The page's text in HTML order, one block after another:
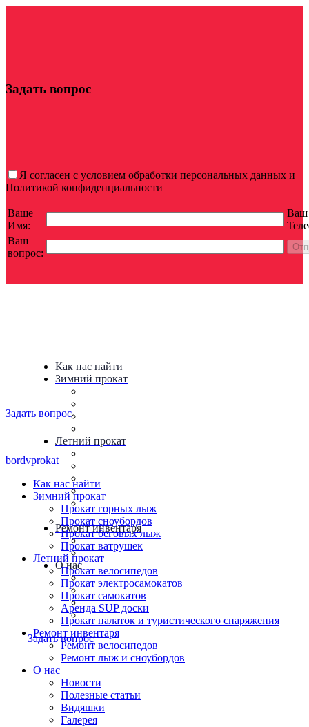
Задать вопрос
Я согласен с условием обработки персональных данных и
Политикой конфиденциальности
Ваше
Имя:
Ваш
Ваш
вопрос:
Как нас найти
Зимний прокат
Летний прокат
Прокат самокатов
Аренда SUP доски
Прокат палаток и туристического
снаряжения
Ремонт инвентаря
Ремонт велосипедов
Ремонт лыж и сноубордов
О нас
Новости
Полезные статьи
Видяшки
Галерея
Задать вопрос
Задать вопрос
bordvprokat
Как нас найти
Зимний прокат
Прокат горных лыж
Прокат сноубордов
Прокат беговых лыж
Прокат ватрушек
Летний прокат
Прокат велосипедов
Прокат электросамокатов
Прокат самокатов
Аренда SUP доски
Прокат палаток и туристического снаряжения
Ремонт инвентаря
Ремонт велосипедов
Ремонт лыж и сноубордов
О нас
Новости
Полезные статьи
Видяшки
Галерея